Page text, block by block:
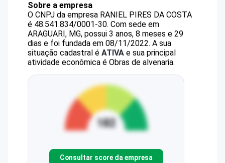
Sobre a empresa
O CNPJ da empresa RANIEL PIRES DA COSTA
é 48.541.834/0001-30. Com sede em
ARAGUARI, MG, possui 3 anos, 8 meses e 29
dias e foi fundada em 08/11/2022. A sua
situação cadastral é ATIVA e sua principal
atividade econômica é Obras de alvenaria.
Consultar score da empresa